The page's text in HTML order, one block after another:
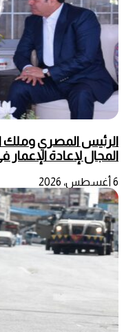
الرئيس المصري وملك
المجال لإعادة الإعمار
6 أغسطس، 2026